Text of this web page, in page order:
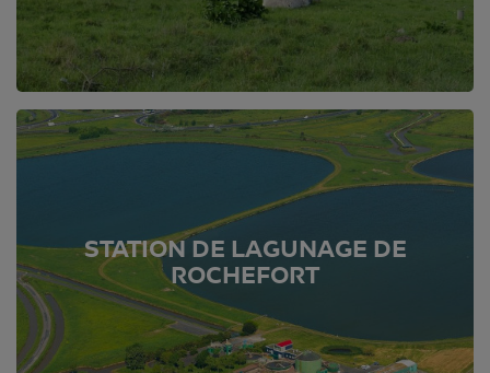
STATION DE LAGUNAGE DE
ROCHEFORT